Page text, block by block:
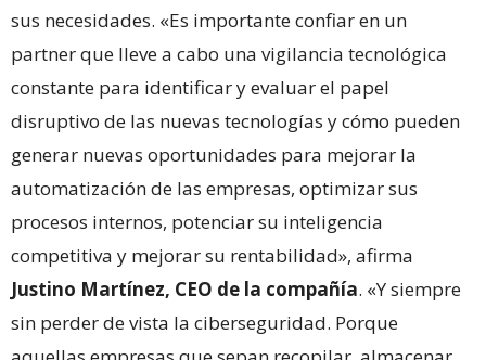
sus necesidades. «Es importante confiar en un
partner que lleve a cabo una vigilancia tecnológica
constante para identificar y evaluar el papel
disruptivo de las nuevas tecnologías y cómo pueden
generar nuevas oportunidades para mejorar la
automatización de las empresas, optimizar sus
procesos internos, potenciar su inteligencia
competitiva y mejorar su rentabilidad», afirma
Justino Martínez, CEO de la compañía. «Y siempre
sin perder de vista la ciberseguridad. Porque